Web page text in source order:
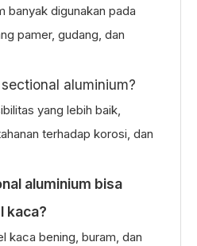
banyak digunakan pada
pamer, gudang, dan
aluminium?
yang lebih baik,
terhadap korosi, dan
aluminium bisa
kaca?
kaca bening, buram, dan